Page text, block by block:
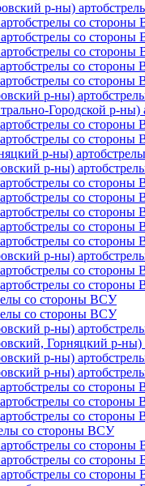
р-ны)
со
со
со
со стороны
со стороны
р-ны)
Городской р-
со стороны
со стороны
р-ны)
р-ны)
со стороны
со стороны
со стороны
со стороны
со стороны
р-ны)
со стороны
со стороны
со стороны ВСУ
со стороны ВСУ
р-ны)
Горняцкий р-
р-ны)
р-ны)
со стороны
со стороны
со стороны
со стороны ВСУ
со
со
со